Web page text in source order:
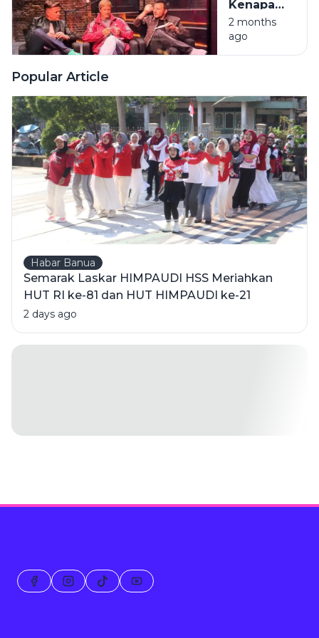
Garden
Kenapa
Boyband
'Bapak-
Bapak
Juara di
Hati Orang
Indonesia?
2 months
ago
Popular Article
Habar Banua
Semarak Laskar HIMPAUDI HSS Meriahkan
HUT RI ke-81 dan HUT HIMPAUDI ke-21
2 days ago